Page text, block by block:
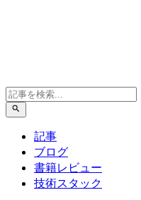
記事
ブログ
書籍レビュー
技術スタック